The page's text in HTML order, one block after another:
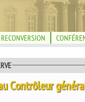
RECONVERSION
Contrôleur